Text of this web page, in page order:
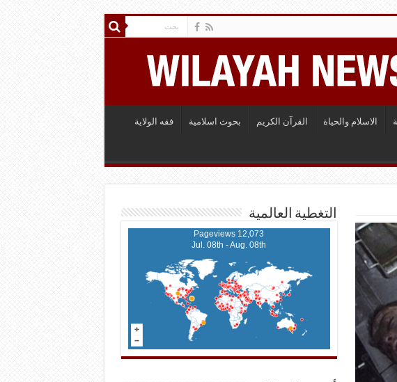
الاسلام والحياة القرآن الكريم بحوث اسلامية فقه الولاية
التغطية العالمية
12,073 Pageviews
Jul. 08th - Aug. 08th